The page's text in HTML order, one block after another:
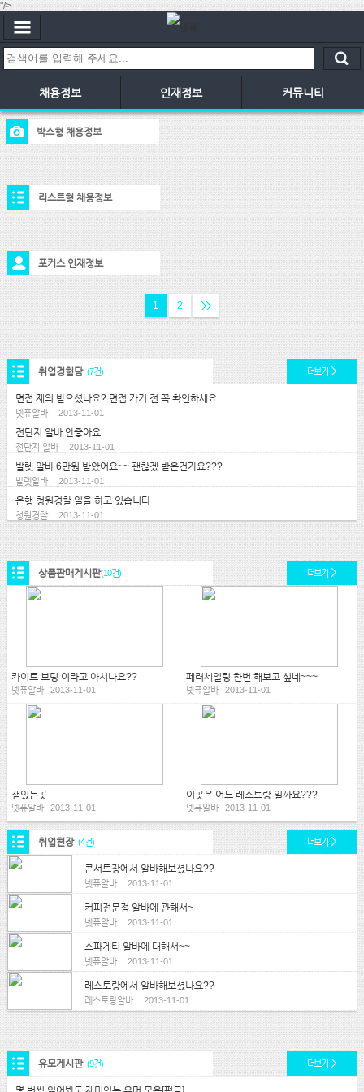
"/>
채용정보 인재정보 커뮤니티
박스형 채용정보
리스트형 채용정보
포커스 인재정보
1 2
취업경험담 (7건) 더보기
면접 제의 받으셨나요? 면접 가기 전 꼭 확인하세요.
넷퓨알바 2013-11-01
전단지 알바 안좋아요
전단지 알바 2013-11-01
발렛 알바 6만원 받았어요~~ 괜찮겠 받은건가요???
발렛알바 2013-11-01
은행 청원경찰 일을 하고 있습니다
청원경찰 2013-11-01
상품판매게시판(10건) 더보기
카이트 보딩 이라고 아시나요??
넷퓨알바 2013-11-01
페러세일링 한번 해보고 싶네~~~
넷퓨알바 2013-11-01
잼있는곳
넷퓨알바 2013-11-01
이곳은 어느 레스토랑 일까요???
넷퓨알바 2013-11-01
취업현장 (4건) 더보기
콘서트장에서 알바해보셨나요??
넷퓨알바 2013-11-01
커피전문점 알바에 관해서~
넷퓨알바 2013-11-01
스파게티 알바에 대해서~~
넷퓨알바 2013-11-01
레스토랑에서 알바해보셨나요??
레스토랑알바 2013-11-01
유모게시판 (9건) 더보기